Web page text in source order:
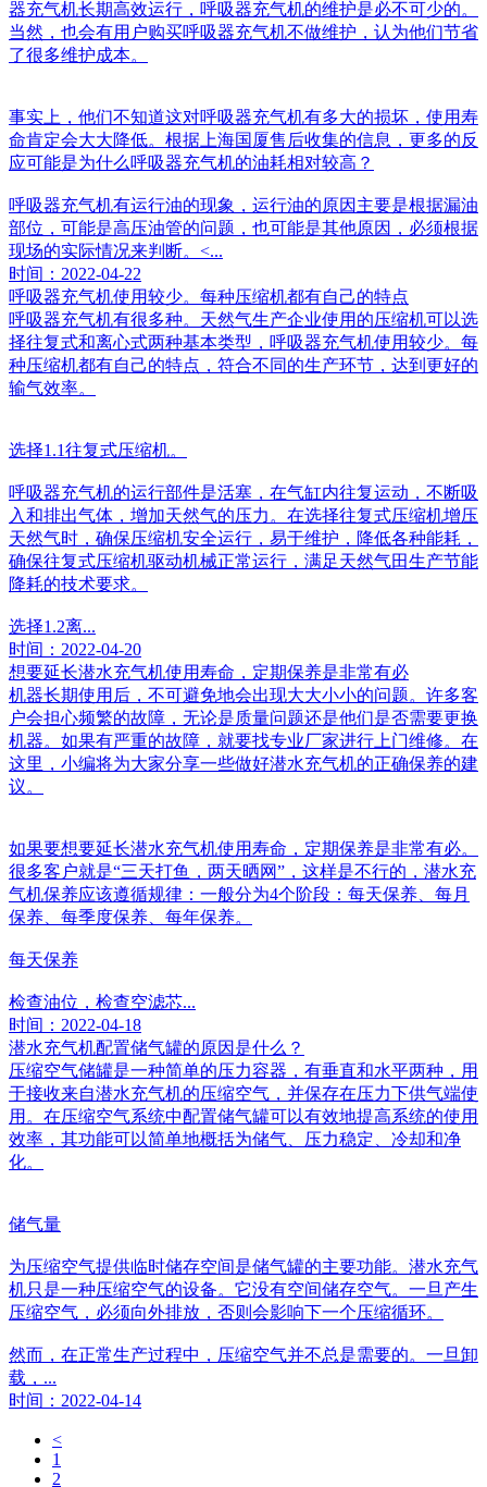
器充气机长期高效运行，呼吸器充气机的维护是必不可少的。
当然，也会有用户购买呼吸器充气机不做维护，认为他们节省
了很多维护成本。
事实上，他们不知道这对呼吸器充气机有多大的损坏，使用寿
命肯定会大大降低。根据上海国厦售后收集的信息，更多的反
应可能是为什么呼吸器充气机的油耗相对较高？
呼吸器充气机有运行油的现象，运行油的原因主要是根据漏油
部位，可能是高压油管的问题，也可能是其他原因，必须根据
现场的实际情况来判断。<...
时间：2022-04-22
呼吸器充气机使用较少。每种压缩机都有自己的特点
呼吸器充气机有很多种。天然气生产企业使用的压缩机可以选
择往复式和离心式两种基本类型，呼吸器充气机使用较少。每
种压缩机都有自己的特点，符合不同的生产环节，达到更好的
输气效率。
选择1.1往复式压缩机。
呼吸器充气机的运行部件是活塞，在气缸内往复运动，不断吸
入和排出气体，增加天然气的压力。在选择往复式压缩机增压
天然气时，确保压缩机安全运行，易于维护，降低各种能耗，
确保往复式压缩机驱动机械正常运行，满足天然气田生产节能
降耗的技术要求。
选择1.2离...
时间：2022-04-20
想要延长潜水充气机使用寿命，定期保养是非常有必
机器长期使用后，不可避免地会出现大大小小的问题。许多客
户会担心频繁的故障，无论是质量问题还是他们是否需要更换
机器。如果有严重的故障，就要找专业厂家进行上门维修。在
这里，小编将为大家分享一些做好潜水充气机的正确保养的建
议。
如果要想要延长潜水充气机使用寿命，定期保养是非常有必。
很多客户就是“三天打鱼，两天晒网”，这样是不行的，潜水充
气机保养应该遵循规律：一般分为4个阶段：每天保养、每月
保养、每季度保养、每年保养。
每天保养
检查油位，检查空滤芯...
时间：2022-04-18
潜水充气机配置储气罐的原因是什么？
压缩空气储罐是一种简单的压力容器，有垂直和水平两种，用
于接收来自潜水充气机的压缩空气，并保存在压力下供气端使
用。在压缩空气系统中配置储气罐可以有效地提高系统的使用
效率，其功能可以简单地概括为储气、压力稳定、冷却和净
化。
储气量
为压缩空气提供临时储存空间是储气罐的主要功能。潜水充气
机只是一种压缩空气的设备。它没有空间储存空气。一旦产生
压缩空气，必须向外排放，否则会影响下一个压缩循环。
然而，在正常生产过程中，压缩空气并不总是需要的。一旦卸
载，...
时间：2022-04-14
<
1
2